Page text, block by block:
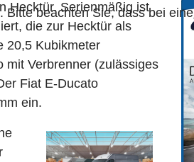
Hecktür. Serienmäßig ist
die zur Hecktür als
20,5 Kubikmeter
mit Verbrenner (zulässiges
Fiat E-Ducato
ein.
beachten Sie, dass bei